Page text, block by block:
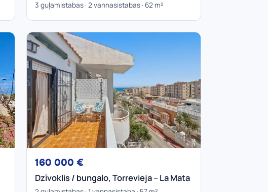
3 guļamistabas · 2 vannasistabas · 62 m²
160 000 €
Dzīvoklis / bungalo, Torrevieja – La Mata